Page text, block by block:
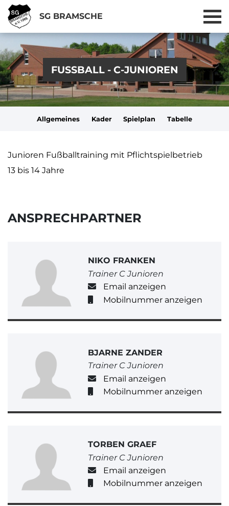
SG BRAMSCHE
FUSSBALL - C-JUNIOREN
Allgemeines Kader Spielplan Tabelle
Junioren Fußballtraining mit Pflichtspielbetrieb
13 bis 14 Jahre
ANSPRECHPARTNER
NIKO FRANKEN
Trainer C Junioren
Email anzeigen
Mobilnummer anzeigen
BJARNE ZANDER
Trainer C Junioren
Email anzeigen
Mobilnummer anzeigen
TORBEN GRAEF
Trainer C Junioren
Email anzeigen
Mobilnummer anzeigen